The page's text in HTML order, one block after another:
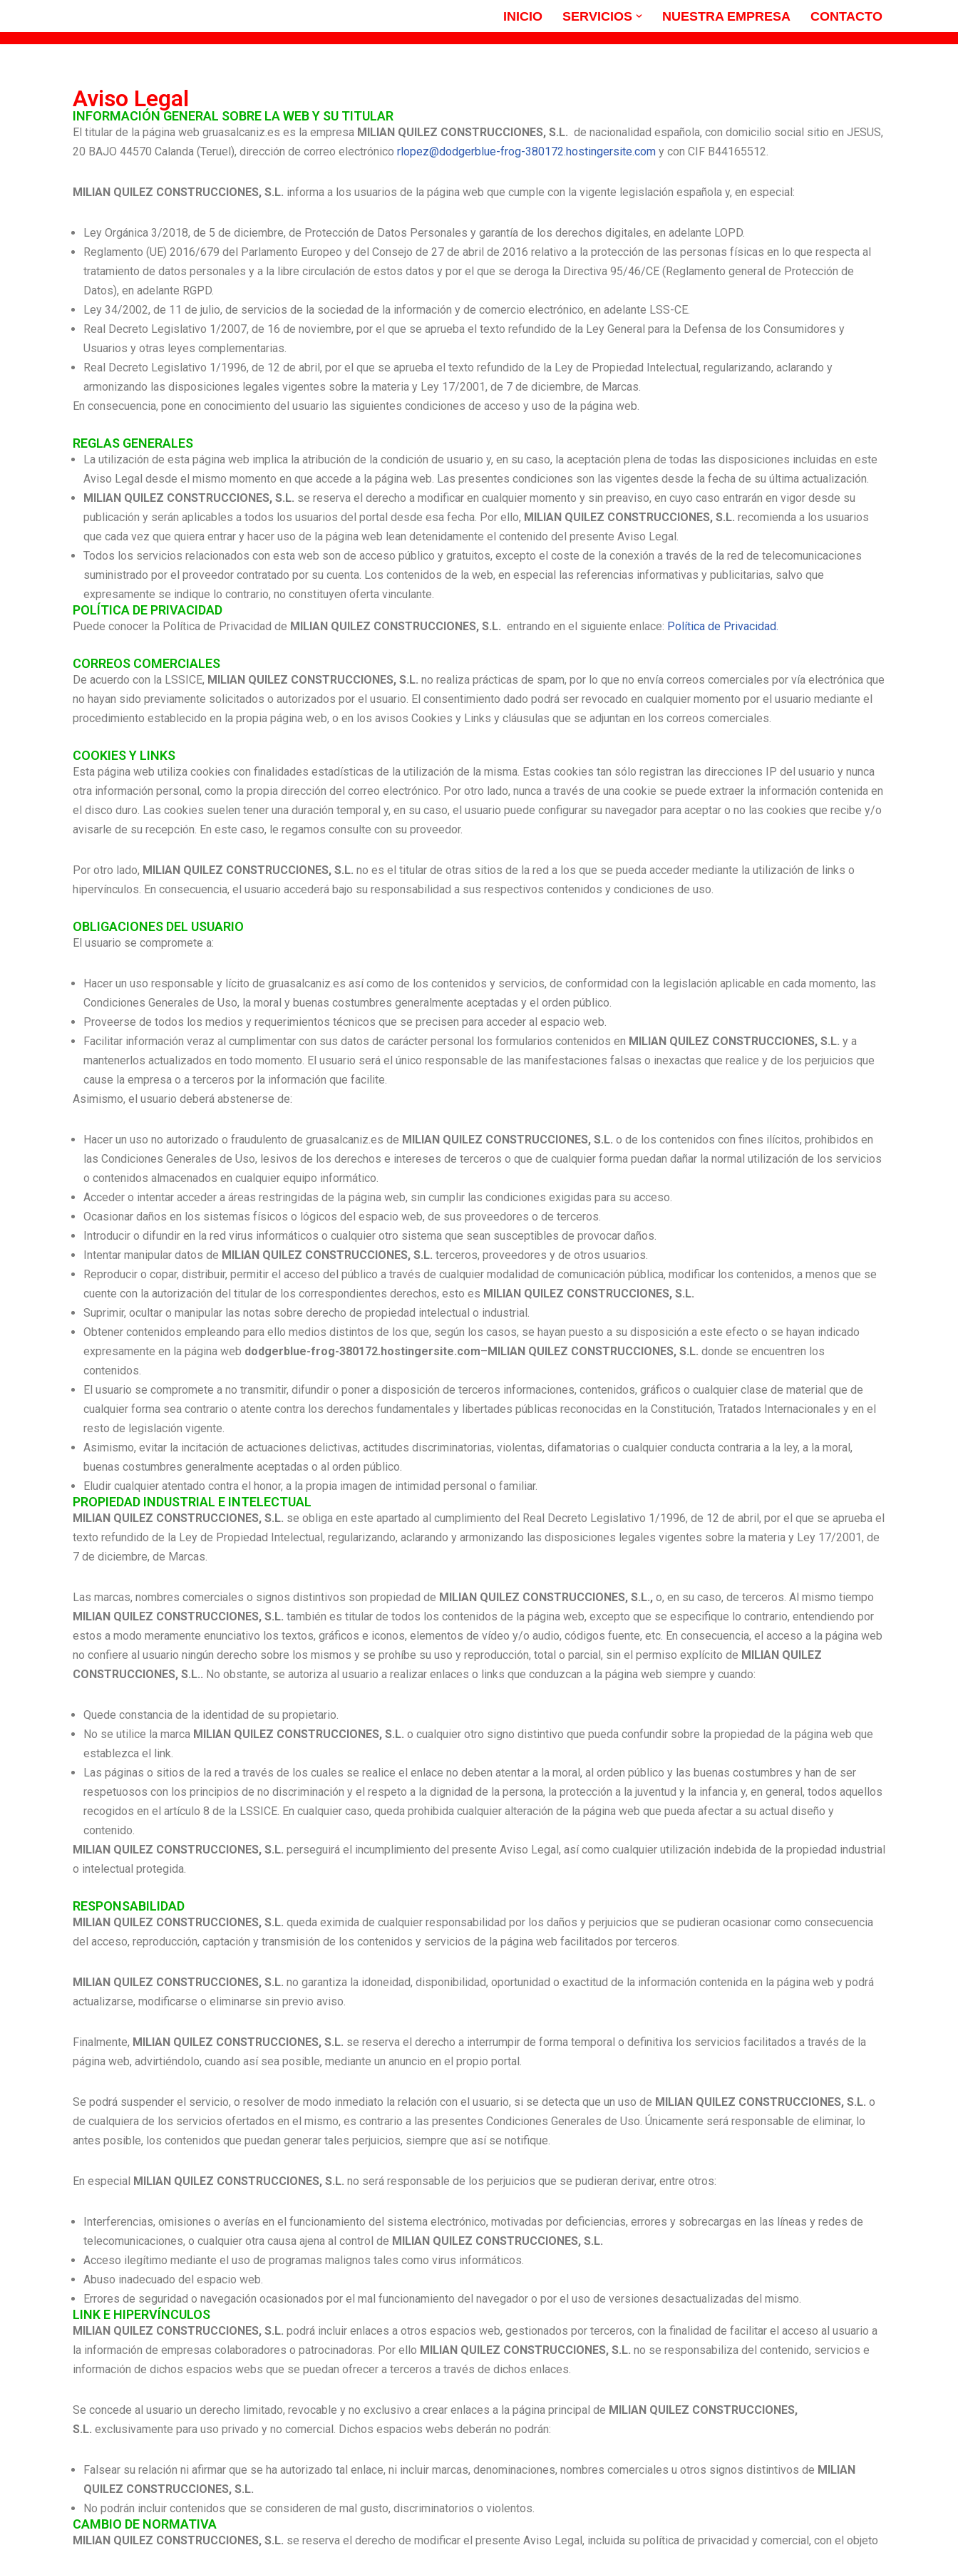
INICIO SERVICIOS NUESTRA EMPRESA CONTACTO
Aviso Legal
INFORMACIÓN GENERAL SOBRE LA WEB Y SU TITULAR
El titular de la página web gruasalcaniz.es es la empresa MILIAN QUILEZ CONSTRUCCIONES, S.L. de nacionalidad española, con domicilio social sitio en JESUS,
20 BAJO 44570 Calanda (Teruel), dirección de correo electrónico rlopez@dodgerblue-frog-380172.hostingersite.com y con CIF B44165512.
MILIAN QUILEZ CONSTRUCCIONES, S.L. informa a los usuarios de la página web que cumple con la vigente legislación española y, en especial:
Ley Orgánica 3/2018, de 5 de diciembre, de Protección de Datos Personales y garantía de los derechos digitales, en adelante LOPD.
Reglamento (UE) 2016/679 del Parlamento Europeo y del Consejo de 27 de abril de 2016 relativo a la protección de las personas físicas en lo que respecta al
tratamiento de datos personales y a la libre circulación de estos datos y por el que se deroga la Directiva 95/46/CE (Reglamento general de Protección de
Datos), en adelante RGPD.
Ley 34/2002, de 11 de julio, de servicios de la sociedad de la información y de comercio electrónico, en adelante LSS-CE.
Real Decreto Legislativo 1/2007, de 16 de noviembre, por el que se aprueba el texto refundido de la Ley General para la Defensa de los Consumidores y
Usuarios y otras leyes complementarias.
Real Decreto Legislativo 1/1996, de 12 de abril, por el que se aprueba el texto refundido de la Ley de Propiedad Intelectual, regularizando, aclarando y
armonizando las disposiciones legales vigentes sobre la materia y Ley 17/2001, de 7 de diciembre, de Marcas.
En consecuencia, pone en conocimiento del usuario las siguientes condiciones de acceso y uso de la página web.
REGLAS GENERALES
La utilización de esta página web implica la atribución de la condición de usuario y, en su caso, la aceptación plena de todas las disposiciones incluidas en este
Aviso Legal desde el mismo momento en que accede a la página web. Las presentes condiciones son las vigentes desde la fecha de su última actualización.
MILIAN QUILEZ CONSTRUCCIONES, S.L. se reserva el derecho a modificar en cualquier momento y sin preaviso, en cuyo caso entrarán en vigor desde su
publicación y serán aplicables a todos los usuarios del portal desde esa fecha. Por ello, MILIAN QUILEZ CONSTRUCCIONES, S.L. recomienda a los usuarios
que cada vez que quiera entrar y hacer uso de la página web lean detenidamente el contenido del presente Aviso Legal.
Todos los servicios relacionados con esta web son de acceso público y gratuitos, excepto el coste de la conexión a través de la red de telecomunicaciones
suministrado por el proveedor contratado por su cuenta. Los contenidos de la web, en especial las referencias informativas y publicitarias, salvo que
expresamente se indique lo contrario, no constituyen oferta vinculante.
POLÍTICA DE PRIVACIDAD
Puede conocer la Política de Privacidad de MILIAN QUILEZ CONSTRUCCIONES, S.L. entrando en el siguiente enlace: Política de Privacidad.
CORREOS COMERCIALES
De acuerdo con la LSSICE, MILIAN QUILEZ CONSTRUCCIONES, S.L. no realiza prácticas de spam, por lo que no envía correos comerciales por vía electrónica que
no hayan sido previamente solicitados o autorizados por el usuario. El consentimiento dado podrá ser revocado en cualquier momento por el usuario mediante el
procedimiento establecido en la propia página web, o en los avisos Cookies y Links y cláusulas que se adjuntan en los correos comerciales.
COOKIES Y LINKS
Esta página web utiliza cookies con finalidades estadísticas de la utilización de la misma. Estas cookies tan sólo registran las direcciones IP del usuario y nunca
otra información personal, como la propia dirección del correo electrónico. Por otro lado, nunca a través de una cookie se puede extraer la información contenida en
el disco duro. Las cookies suelen tener una duración temporal y, en su caso, el usuario puede configurar su navegador para aceptar o no las cookies que recibe y/o
avisarle de su recepción. En este caso, le regamos consulte con su proveedor.
Por otro lado, MILIAN QUILEZ CONSTRUCCIONES, S.L. no es el titular de otras sitios de la red a los que se pueda acceder mediante la utilización de links o
hipervínculos. En consecuencia, el usuario accederá bajo su responsabilidad a sus respectivos contenidos y condiciones de uso.
OBLIGACIONES DEL USUARIO
El usuario se compromete a:
Hacer un uso responsable y lícito de gruasalcaniz.es así como de los contenidos y servicios, de conformidad con la legislación aplicable en cada momento, las
Condiciones Generales de Uso, la moral y buenas costumbres generalmente aceptadas y el orden público.
Proveerse de todos los medios y requerimientos técnicos que se precisen para acceder al espacio web.
Facilitar información veraz al cumplimentar con sus datos de carácter personal los formularios contenidos en MILIAN QUILEZ CONSTRUCCIONES, S.L. y a
mantenerlos actualizados en todo momento. El usuario será el único responsable de las manifestaciones falsas o inexactas que realice y de los perjuicios que
cause la empresa o a terceros por la información que facilite.
Asimismo, el usuario deberá abstenerse de:
Hacer un uso no autorizado o fraudulento de gruasalcaniz.es de MILIAN QUILEZ CONSTRUCCIONES, S.L. o de los contenidos con fines ilícitos, prohibidos en
las Condiciones Generales de Uso, lesivos de los derechos e intereses de terceros o que de cualquier forma puedan dañar la normal utilización de los servicios
o contenidos almacenados en cualquier equipo informático.
Acceder o intentar acceder a áreas restringidas de la página web, sin cumplir las condiciones exigidas para su acceso.
Ocasionar daños en los sistemas físicos o lógicos del espacio web, de sus proveedores o de terceros.
Introducir o difundir en la red virus informáticos o cualquier otro sistema que sean susceptibles de provocar daños.
Intentar manipular datos de MILIAN QUILEZ CONSTRUCCIONES, S.L. terceros, proveedores y de otros usuarios.
Reproducir o copar, distribuir, permitir el acceso del público a través de cualquier modalidad de comunicación pública, modificar los contenidos, a menos que se
cuente con la autorización del titular de los correspondientes derechos, esto es MILIAN QUILEZ CONSTRUCCIONES, S.L.
Suprimir, ocultar o manipular las notas sobre derecho de propiedad intelectual o industrial.
Obtener contenidos empleando para ello medios distintos de los que, según los casos, se hayan puesto a su disposición a este efecto o se hayan indicado
expresamente en la página web dodgerblue-frog-380172.hostingersite.com–MILIAN QUILEZ CONSTRUCCIONES, S.L. donde se encuentren los
contenidos.
El usuario se compromete a no transmitir, difundir o poner a disposición de terceros informaciones, contenidos, gráficos o cualquier clase de material que de
cualquier forma sea contrario o atente contra los derechos fundamentales y libertades públicas reconocidas en la Constitución, Tratados Internacionales y en el
resto de legislación vigente.
Asimismo, evitar la incitación de actuaciones delictivas, actitudes discriminatorias, violentas, difamatorias o cualquier conducta contraria a la ley, a la moral,
buenas costumbres generalmente aceptadas o al orden público.
Eludir cualquier atentado contra el honor, a la propia imagen de intimidad personal o familiar.
PROPIEDAD INDUSTRIAL E INTELECTUAL
MILIAN QUILEZ CONSTRUCCIONES, S.L. se obliga en este apartado al cumplimiento del Real Decreto Legislativo 1/1996, de 12 de abril, por el que se aprueba el
texto refundido de la Ley de Propiedad Intelectual, regularizando, aclarando y armonizando las disposiciones legales vigentes sobre la materia y Ley 17/2001, de
7 de diciembre, de Marcas.
Las marcas, nombres comerciales o signos distintivos son propiedad de MILIAN QUILEZ CONSTRUCCIONES, S.L., o, en su caso, de terceros. Al mismo tiempo
MILIAN QUILEZ CONSTRUCCIONES, S.L. también es titular de todos los contenidos de la página web, excepto que se especifique lo contrario, entendiendo por
estos a modo meramente enunciativo los textos, gráficos e iconos, elementos de vídeo y/o audio, códigos fuente, etc. En consecuencia, el acceso a la página web
no confiere al usuario ningún derecho sobre los mismos y se prohíbe su uso y reproducción, total o parcial, sin el permiso explícito de MILIAN QUILEZ
CONSTRUCCIONES, S.L.. No obstante, se autoriza al usuario a realizar enlaces o links que conduzcan a la página web siempre y cuando:
Quede constancia de la identidad de su propietario.
No se utilice la marca MILIAN QUILEZ CONSTRUCCIONES, S.L. o cualquier otro signo distintivo que pueda confundir sobre la propiedad de la página web que
establezca el link.
Las páginas o sitios de la red a través de los cuales se realice el enlace no deben atentar a la moral, al orden público y las buenas costumbres y han de ser
respetuosos con los principios de no discriminación y el respeto a la dignidad de la persona, la protección a la juventud y la infancia y, en general, todos aquellos
recogidos en el artículo 8 de la LSSICE. En cualquier caso, queda prohibida cualquier alteración de la página web que pueda afectar a su actual diseño y
contenido.
MILIAN QUILEZ CONSTRUCCIONES, S.L. perseguirá el incumplimiento del presente Aviso Legal, así como cualquier utilización indebida de la propiedad industrial
o intelectual protegida.
RESPONSABILIDAD
MILIAN QUILEZ CONSTRUCCIONES, S.L. queda eximida de cualquier responsabilidad por los daños y perjuicios que se pudieran ocasionar como consecuencia
del acceso, reproducción, captación y transmisión de los contenidos y servicios de la página web facilitados por terceros.
MILIAN QUILEZ CONSTRUCCIONES, S.L. no garantiza la idoneidad, disponibilidad, oportunidad o exactitud de la información contenida en la página web y podrá
actualizarse, modificarse o eliminarse sin previo aviso.
Finalmente, MILIAN QUILEZ CONSTRUCCIONES, S.L. se reserva el derecho a interrumpir de forma temporal o definitiva los servicios facilitados a través de la
página web, advirtiéndolo, cuando así sea posible, mediante un anuncio en el propio portal.
Se podrá suspender el servicio, o resolver de modo inmediato la relación con el usuario, si se detecta que un uso de MILIAN QUILEZ CONSTRUCCIONES, S.L. o
de cualquiera de los servicios ofertados en el mismo, es contrario a las presentes Condiciones Generales de Uso. Únicamente será responsable de eliminar, lo
antes posible, los contenidos que puedan generar tales perjuicios, siempre que así se notifique.
En especial MILIAN QUILEZ CONSTRUCCIONES, S.L. no será responsable de los perjuicios que se pudieran derivar, entre otros:
Interferencias, omisiones o averías en el funcionamiento del sistema electrónico, motivadas por deficiencias, errores y sobrecargas en las líneas y redes de
telecomunicaciones, o cualquier otra causa ajena al control de MILIAN QUILEZ CONSTRUCCIONES, S.L.
Acceso ilegítimo mediante el uso de programas malignos tales como virus informáticos.
Abuso inadecuado del espacio web.
Errores de seguridad o navegación ocasionados por el mal funcionamiento del navegador o por el uso de versiones desactualizadas del mismo.
LINK E HIPERVÍNCULOS
MILIAN QUILEZ CONSTRUCCIONES, S.L. podrá incluir enlaces a otros espacios web, gestionados por terceros, con la finalidad de facilitar el acceso al usuario a
la información de empresas colaboradores o patrocinadoras. Por ello MILIAN QUILEZ CONSTRUCCIONES, S.L. no se responsabiliza del contenido, servicios e
información de dichos espacios webs que se puedan ofrecer a terceros a través de dichos enlaces.
Se concede al usuario un derecho limitado, revocable y no exclusivo a crear enlaces a la página principal de MILIAN QUILEZ CONSTRUCCIONES,
S.L. exclusivamente para uso privado y no comercial. Dichos espacios webs deberán no podrán:
Falsear su relación ni afirmar que se ha autorizado tal enlace, ni incluir marcas, denominaciones, nombres comerciales u otros signos distintivos de MILIAN
QUILEZ CONSTRUCCIONES, S.L.
No podrán incluir contenidos que se consideren de mal gusto, discriminatorios o violentos.
CAMBIO DE NORMATIVA
MILIAN QUILEZ CONSTRUCCIONES, S.L. se reserva el derecho de modificar el presente Aviso Legal, incluida su política de privacidad y comercial, con el objeto